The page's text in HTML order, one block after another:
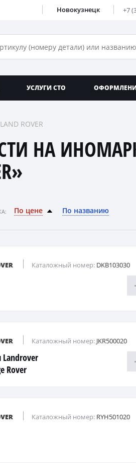
Новокузнецк +7
УСЛУГИ СТО
ROVER
НА
По цене По названию
Каталожный номер: DKB103030
Landrover
Rover
Каталожный номер: JKR500020
Каталожный номер: RYH501020